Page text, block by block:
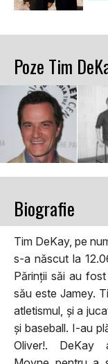
Poze Tim
Biografie
Tim DeKay, pe
s-a născut la
Părinții săi au
său este Jamey.
atletismul, și a
și baseball. I-au
Oliver!. DeKay